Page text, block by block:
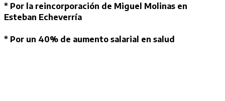
* Por la reincorporación de Miguel Molinas en
Esteban Echeverría
* Por un 40% de aumento salarial en salud